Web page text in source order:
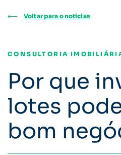
Voltar para o noticias
CONSULTORIA
Por que
lotes
bom